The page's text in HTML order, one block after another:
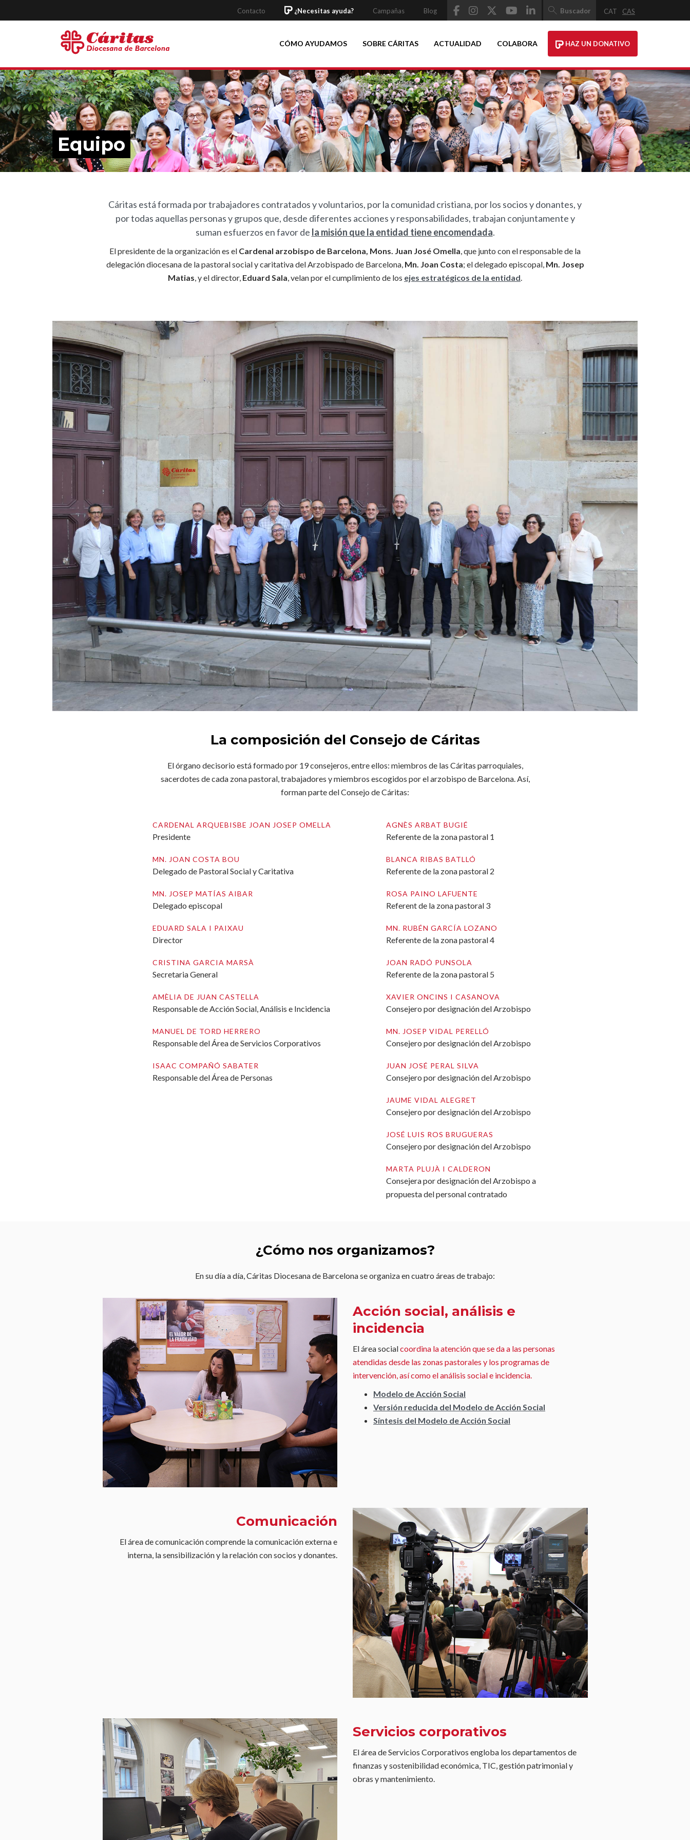
Contacto ¿Necesitas ayuda? Campañas Blog Buscador CAT CAS
CÓMO AYUDAMOS SOBRE CÁRITAS ACTUALIDAD COLABORA HAZ UN DONATIVO
Equipo
Cáritas está formada por trabajadores contratados y voluntarios, por la comunidad cristiana, por los socios y donantes, y
por todas aquellas personas y grupos que, desde diferentes acciones y responsabilidades, trabajan conjuntamente y
suman esfuerzos en favor de la misión que la entidad tiene encomendada.
El presidente de la organización es el Cardenal arzobispo de Barcelona, Mons. Juan José Omella, que junto con el responsable de la
delegación diocesana de la pastoral social y caritativa del Arzobispado de Barcelona, Mn. Joan Costa; el delegado episcopal, Mn. Josep
Matias, y el director, Eduard Sala, velan por el cumplimiento de los ejes estratégicos de la entidad.
La composición del Consejo de Cáritas
El órgano decisorio está formado por 19 consejeros, entre ellos: miembros de las Cáritas parroquiales,
sacerdotes de cada zona pastoral, trabajadores y miembros escogidos por el arzobispo de Barcelona. Así,
forman parte del Consejo de Cáritas:
CARDENAL ARQUEBISBE JOAN JOSEP OMELLA
Presidente
MN. JOAN COSTA BOU
Delegado de Pastoral Social y Caritativa
MN. JOSEP MATÍAS AIBAR
Delegado episcopal
EDUARD SALA I PAIXAU
Director
CRISTINA GARCIA MARSÀ
Secretaria General
AMÈLIA DE JUAN CASTELLA
Responsable de Acción Social, Análisis e Incidencia
MANUEL DE TORD HERRERO
Responsable del Área de Servicios Corporativos
ISAAC COMPAÑÓ SABATER
Responsable del Área de Personas
AGNÈS ARBAT BUGIÉ
Referente de la zona pastoral 1
BLANCA RIBAS BATLLÓ
Referente de la zona pastoral 2
ROSA PAINO LAFUENTE
Referent de la zona pastoral 3
MN. RUBÉN GARCÍA LOZANO
Referente de la zona pastoral 4
JOAN RADÓ PUNSOLA
Referente de la zona pastoral 5
XAVIER ONCINS I CASANOVA
Consejero por designación del Arzobispo
MN. JOSEP VIDAL PERELLÓ
Consejero por designación del Arzobispo
JUAN JOSÉ PERAL SILVA
Consejero por designación del Arzobispo
JAUME VIDAL ALEGRET
Consejero por designación del Arzobispo
JOSÉ LUIS ROS BRUGUERAS
Consejero por designación del Arzobispo
MARTA PLUJÀ I CALDERON
Consejera por designación del Arzobispo a
propuesta del personal contratado
¿Cómo nos organizamos?
En su día a día, Cáritas Diocesana de Barcelona se organiza en cuatro áreas de trabajo:
Acción social, análisis e
incidencia
El área socialcoordina la atención que se da a las personas
atendidas desde las zonas pastorales y los programas de
intervención, así como el análisis social e incidencia.
Modelo de Acción Social
Versión reducida del Modelo de Acción Social
Síntesis del Modelo de Acción Social
Comunicación
El área de comunicación comprende la comunicación externa e
interna, la sensibilización y la relación con socios y donantes.
Servicios corporativos
El área de Servicios Corporativos engloba los departamentos de
finanzas y sostenibilidad económica, TIC, gestión patrimonial y
obras y mantenimiento.